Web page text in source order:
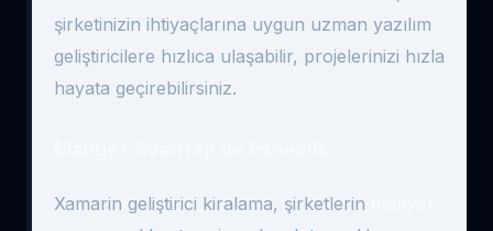
şirketinizin ihtiyaçlarına uygun uzman yazılım
geliştiricilere hızlıca ulaşabilir, projelerinizi hızla
hayata geçirebilirsiniz.
Xamarin geliştirici kiralama, şirketlerin